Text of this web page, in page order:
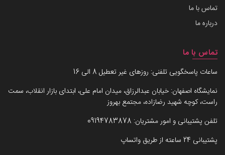
تماس با ما
درباره ما
تماس با ما
ساعات پاسخگویی تلفنی: روزهای غیر تعطیل 8 الی 16
نمایشگاه اصفهان: خیابان عبدالرزاق، میدان امام علی، ابتدای بازار انقلاب، سمت
راست، کوچه شهید رضازاده، مجتمع بهروز
تلفن پشتیبانی و امور مشتریان: 09194783878
پشتیبانی 24 ساعته از طریق واتساپ